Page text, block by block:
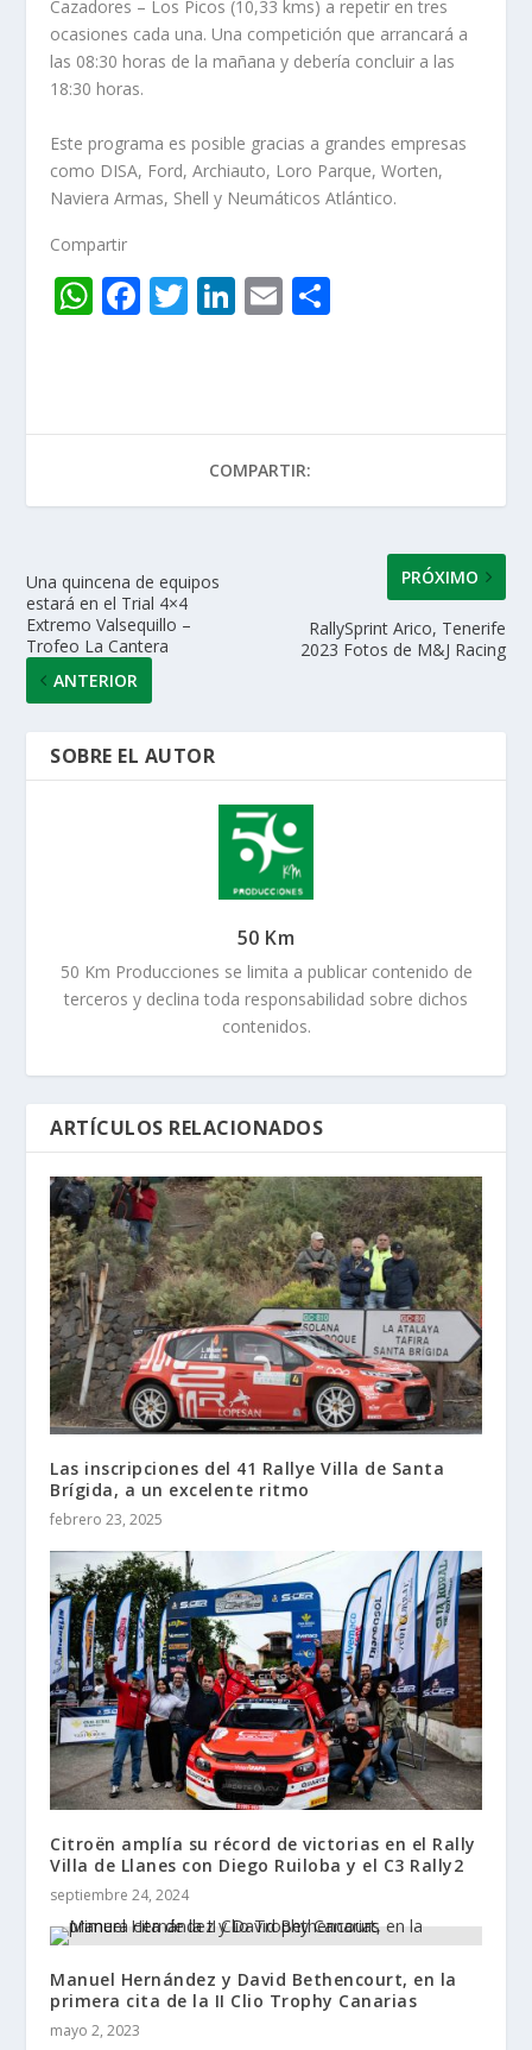
Cazadores – Los Picos (10,33 kms) a repetir en tres
ocasiones cada una. Una competición que arrancará a
las 08:30 horas de la mañana y debería concluir a las
18:30 horas.
Este programa es posible gracias a grandes empresas
como DISA, Ford, Archiauto, Loro Parque, Worten,
Naviera Armas, Shell y Neumáticos Atlántico.
Compartir
W
h
A
p
F
ac
o
k
T
w
Li
n
dI
n
E
m
ar
r
COMPARTIR:
Una quincena de equipos
estará en el Trial 4×4
Extremo Valsequillo –
Trofeo La Cantera
ANTERIOR
PRÓXIMO
RallySprint Arico, Tenerife
2023 Fotos de M&J Racing
SOBRE EL AUTOR
50 Km
50 Km Producciones se limita a publicar contenido de
terceros y declina toda responsabilidad sobre dichos
contenidos.
ARTÍCULOS RELACIONADOS
Las inscripciones del 41 Rallye Villa de Santa
Brígida, a un excelente ritmo
febrero 23, 2025
Citroën amplía su récord de victorias en el Rally
Villa de Llanes con Diego Ruiloba y el C3 Rally2
septiembre 24, 2024
Manuel Hernández y David Bethencourt, en la
primera cita de la II Clio Trophy Canarias
mayo 2, 2023